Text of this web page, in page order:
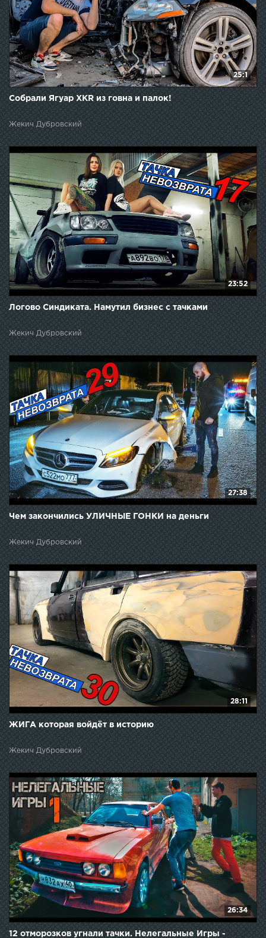
25:1
Собрали Ягуар XKR из говна и палок!
Жекич Дубровский
23:52
Логово Синдиката. Намутил бизнес с тачками
Жекич Дубровский
27:38
Чем закончились УЛИЧНЫЕ ГОНКИ на деньги
Жекич Дубровский
28:11
ЖИГА которая войдёт в историю
Жекич Дубровский
26:34
12 отморозков угнали тачки. Нелегальные Игры -